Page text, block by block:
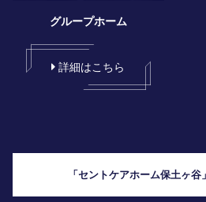
グループホーム
詳細はこちら
「セントケアホーム保土ヶ